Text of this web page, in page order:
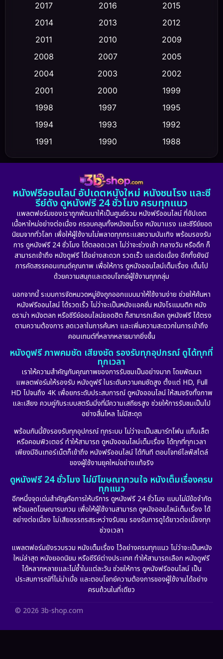
Comedy ตลก (475)
Conspiracy
Crime อาชญากรรม (355)
Culture (23)
Dance เต้น
Detective สืบสวน (5)
Detective สืบสวน (56)
Disaster (10)
Disney+ (24)
Drama ดราม่า (898)
Dystopian (17)
Emotional (101)
Epic มหากาพย์ (17)
Erotic (10)
Fantasy จินตนาการ (265)
Film
Gothic (6)
HBO GO (11)
HBO Max (2)
Healing
Heist (7)
2017
2016
2015
2014
2013
2012
2011
2010
2009
2008
2007
2005
2004
2003
2002
2001
2000
1999
1998
1997
1995
1994
1993
1992
1991
1990
1988
1986
1985
1983
1981
1974
1971 1962
หนังฟรีออนไลน์ อัปเดตหนังใหม่ หนังชนโรง และซี
รีย์ดัง ดูหนังฟรี 24 ชั่วโมง ครบทุกแนว
แพลตฟอร์มของเราถูกพัฒนาให้เป็นศูนย์รวม หนังฟรีออนไลน์ ที่อัปเดต
เนื้อหาใหม่อย่างต่อเนื่อง ครอบคลุมทั้งหนังชนโรง หนังมาแรง และซีรีย์ยอด
นิยมจากทั่วโลก เพื่อให้ผู้ใช้งานไม่พลาดทุกกระแสความบันเทิง พร้อมรองรับ
การ ดูหนังฟรี 24 ชั่วโมง ได้ตลอดเวลา ไม่ว่าจะช่วงเช้า กลางวัน หรือดึก ก็
สามารถเข้าถึง หนังดูฟรี ได้อย่างสะดวก รวดเร็ว และต่อเนื่อง อีกทั้งยังมี
การคัดสรรคอนเทนต์คุณภาพ เพื่อให้การ ดูหนังออนไลน์เต็มเรื่อง เต็มไป
ด้วยความสนุกและตอบโจทย์ผู้ใช้งานทุกกลุ่ม
นอกจากนี้ ระบบการจัดหมวดหมู่ยังถูกออกแบบมาให้ใช้งานง่าย ช่วยให้ค้นหา
หนังฟรีออนไลน์ ได้รวดเร็ว ไม่ว่าจะเป็นหนังแอคชั่น หนังโรแมนติก หนัง
ดราม่า หนังตลก หรือซีรีย์ออนไลน์ยอดฮิต ก็สามารถเลือก ดูหนังฟรี ได้ตรง
ตามความต้องการ ลดเวลาในการค้นหา และเพิ่มความสะดวกในการเข้าถึง
คอนเทนต์ที่หลากหลายมากยิ่งขึ้น
หนังดูฟรี ภาพคมชัด เสียงชัด รองรับทุกอุปกรณ์ ดูได้ทุกที่
ทุกเวลา
เราให้ความสำคัญกับคุณภาพของการรับชมเป็นอย่างมาก โดยพัฒนา
แพลตฟอร์มให้รองรับ หนังดูฟรี ในระดับความคมชัดสูง ตั้งแต่ HD, Full
HD ไปจนถึง 4K เพื่อยกระดับประสบการณ์ ดูหนังออนไลน์ ให้สมจริงทั้งภาพ
และเสียง ควบคู่กับระบบสตรีมมิ่งที่มีความเสถียรสูง ช่วยให้การรับชมเป็นไป
อย่างลื่นไหล ไม่มีสะดุด
พร้อมกันนี้ยังรองรับทุกอุปกรณ์ ทุกระบบ ไม่ว่าจะเป็นสมาร์ทโฟน แท็บเล็ต
หรือคอมพิวเตอร์ ทำให้สามารถ ดูหนังออนไลน์เต็มเรื่อง ได้ทุกที่ทุกเวลา
เพียงมีอินเทอร์เน็ตก็เข้าถึง หนังฟรีออนไลน์ ได้ทันที ตอบโจทย์ไลฟ์สไตล์
ของผู้ใช้งานยุคใหม่อย่างแท้จริง
ดูหนังฟรี 24 ชั่วโมง ไม่มีโฆษณากวนใจ หนังเต็มเรื่องครบ
ทุกแนว
อีกหนึ่งจุดเด่นสำคัญคือการให้บริการ ดูหนังฟรี 24 ชั่วโมง แบบไม่มีข้อจำกัด
พร้อมลดโฆษณารบกวน เพื่อให้ผู้ใช้งานสามารถ ดูหนังออนไลน์เต็มเรื่อง ได้
อย่างต่อเนื่อง ไม่เสียอรรถรสระหว่างรับชม รองรับการดูได้ยาวต่อเนื่องทุก
ช่วงเวลา
แพลตฟอร์มยังรวบรวม หนังเต็มเรื่อง ไว้อย่างครบทุกแนว ไม่ว่าจะเป็นหนัง
ใหม่ล่าสุด หนังยอดนิยม หรือซีรีย์ต่างประเทศ ทำให้สามารถเลือก หนังดูฟรี
ได้หลากหลายและไม่ซ้ำในแต่ละวัน ช่วยให้การ ดูหนังฟรีออนไลน์ เป็น
ประสบการณ์ที่ไม่น่าเบื่อ และตอบโจทย์ความต้องการของผู้ใช้งานได้อย่าง
ครบถ้วนในที่เดียว
© 2026 3b-shop.com